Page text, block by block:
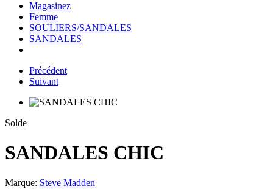
Magasinez
Femme
SOULIERS/SANDALES
SANDALES
Précédent
Suivant
Solde
SANDALES CHIC
Marque: Steve Madden